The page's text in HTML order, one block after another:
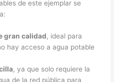
de este ejemplar se
gran calidad, ideal para
hay acceso a agua potable
, ya que solo requiere la
de la red pública para